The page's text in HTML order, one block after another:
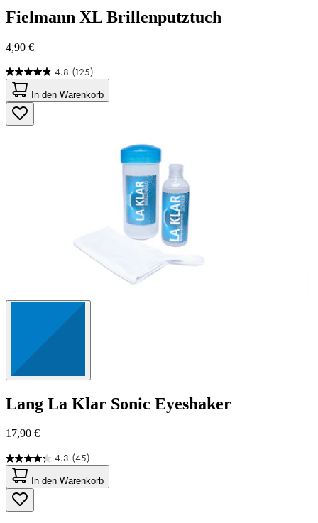
Fielmann XL Brillenputztuch
4,90 €
4.8 (125)
4.8
von
5
Sternen.
125
In den Warenkorb
Lang La Klar Sonic Eyeshaker
17,90 €
4.3 (45)
4.3
von
5
Sternen.
45
In den Warenkorb